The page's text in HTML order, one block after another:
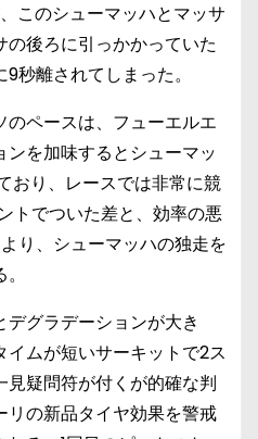
このシューマッハとマッサ
後ろに引っかかっていた
秒離されてしまった。
ペースは、フューエルエ
を加味するとシューマッ
おり、レースでは非常に競
トでついた差と、効率の悪
り、シューマッハの独走を
グラデーションが大き
イムが短いサーキットで2ス
見疑問符が付くが的確な判
の新品タイヤ効果を警戒